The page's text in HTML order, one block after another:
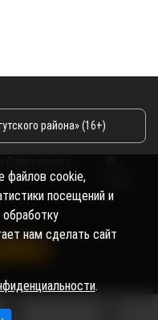
района» (16+)
файлов cookie,
посещений и
нам сделать сайт
.